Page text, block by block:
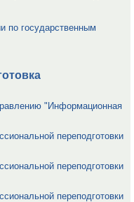
по государственным
"Информационная
переподготовки
переподготовки
переподготовки